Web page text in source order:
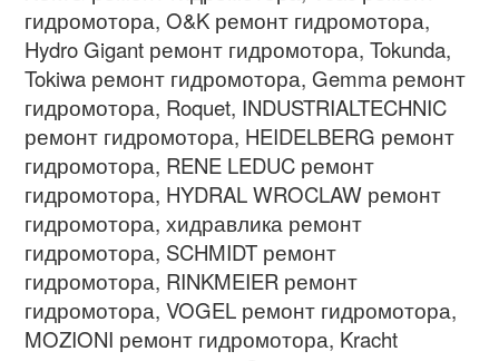
гидромотора, O&K ремонт гидромотора,
Hydro Gigant ремонт гидромотора, Tokunda,
Tokiwa ремонт гидромотора, Gemma ремонт
гидромотора, Roquet, INDUSTRIALTECHNIC
ремонт гидромотора, HEIDELBERG ремонт
гидромотора, RENE LEDUC ремонт
гидромотора, HYDRAL WROCLAW ремонт
гидромотора, хидравлика ремонт
гидромотора, SCHMIDT ремонт
гидромотора, RINKMEIER ремонт
гидромотора, VOGEL ремонт гидромотора,
MOZIONI ремонт гидромотора, Kracht